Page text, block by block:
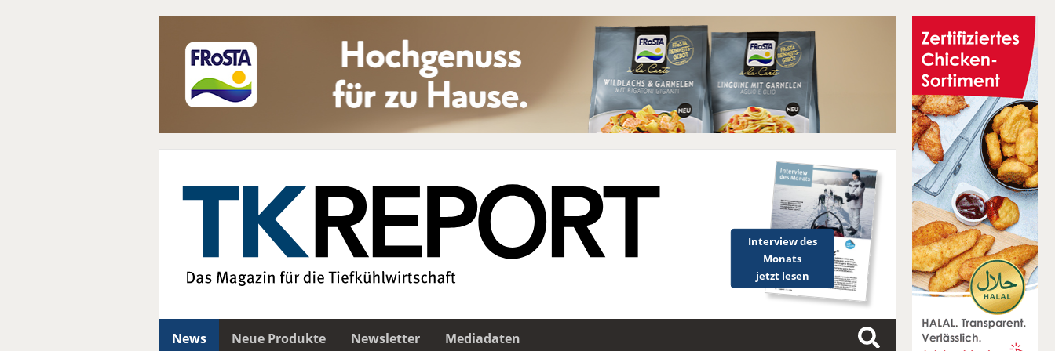
Interview des
Monats
jetzt lesen
News Neue Produkte Newsletter
Mediadaten